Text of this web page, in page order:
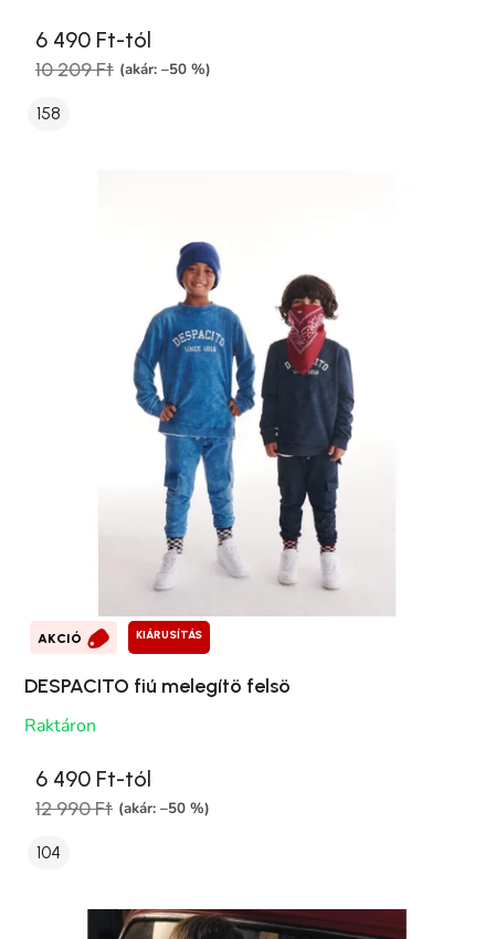
6 490 Ft-tól
10 209 Ft (akár: –50 %)
158
AKCIÓ KIÁRUSÍTÁS
DESPACITO fiú melegítö felsö
Raktáron
6 490 Ft-tól
12 990 Ft (akár: –50 %)
104